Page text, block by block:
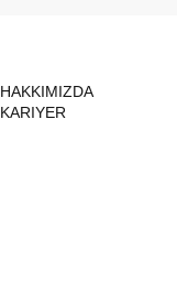
HAKKIMIZDA
KARIYER